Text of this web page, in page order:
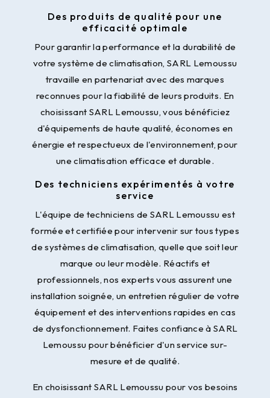
Des produits de qualité pour une
efficacité optimale
Pour garantir la performance et la durabilité de
votre système de climatisation, SARL Lemoussu
travaille en partenariat avec des marques
reconnues pour la fiabilité de leurs produits. En
choisissant SARL Lemoussu, vous bénéficiez
d'équipements de haute qualité, économes en
énergie et respectueux de l'environnement, pour
une climatisation efficace et durable.
Des techniciens expérimentés à votre
service
L'équipe de techniciens de SARL Lemoussu est
formée et certifiée pour intervenir sur tous types
de systèmes de climatisation, quelle que soit leur
marque ou leur modèle. Réactifs et
professionnels, nos experts vous assurent une
installation soignée, un entretien régulier de votre
équipement et des interventions rapides en cas
de dysfonctionnement. Faites confiance à SARL
Lemoussu pour bénéficier d'un service sur-
mesure et de qualité.
En choisissant SARL Lemoussu pour vos besoins